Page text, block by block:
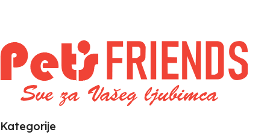
1kg – 3kg
Kategorije